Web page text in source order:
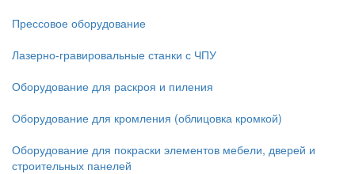
Прессовое оборудование
Лазерно-гравировальные станки с ЧПУ
Оборудование для раскроя и пиления
Оборудование для кромления (облицовка кромкой)
Оборудование для покраски элементов мебели, дверей и
строительных панелей